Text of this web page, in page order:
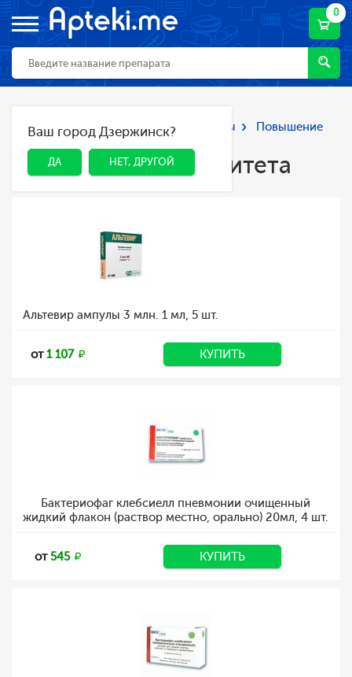
0
ДА НЕТ, ДРУГОЙ
Ваш город Дзержинск?
ДА НЕТ, ДРУГОЙ
Главная Каталог Лекарства и БАДы
Повышение
иммунитета
Повышение иммунитета
Альтевир ампулы 3 млн. 1 мл, 5 шт.
от1 107 КУПИТЬ
Бактериофаг клебсиелл пневмонии очищенный
жидкий флакон (раствор местно, орально) 20мл, 4 шт.
от545 КУПИТЬ